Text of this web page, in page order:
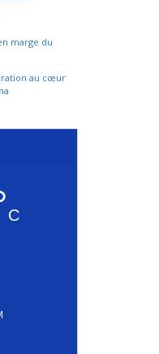
marge du
au cœur
C